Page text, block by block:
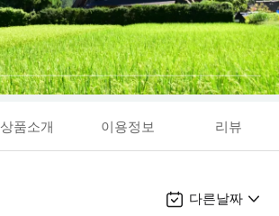
상품소개 이용정보 리뷰
다른날짜